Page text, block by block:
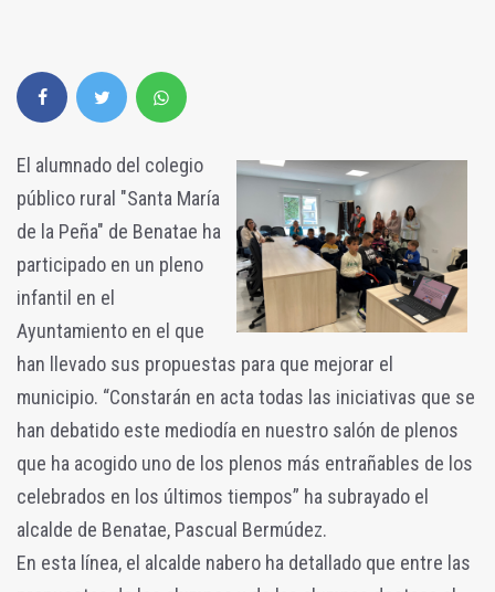
El alumnado del colegio
público rural "Santa María
de la Peña" de Benatae ha
participado en un pleno
infantil en el
Ayuntamiento en el que
han llevado sus propuestas para que mejorar el
municipio. “Constarán en acta todas las iniciativas que se
han debatido este mediodía en nuestro salón de plenos
que ha acogido uno de los plenos más entrañables de los
celebrados en los últimos tiempos” ha subrayado el
alcalde de Benatae, Pascual Bermúdez.
En esta línea, el alcalde nabero ha detallado que entre las